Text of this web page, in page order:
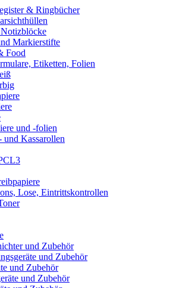
& Ringbücher
Markierstifte
Food
Etiketten, Folien
und -folien
und Kassarollen
Lose, Eintrittskontrollen
und Zubehör
und Zubehör
und Zubehör
und Zubehör